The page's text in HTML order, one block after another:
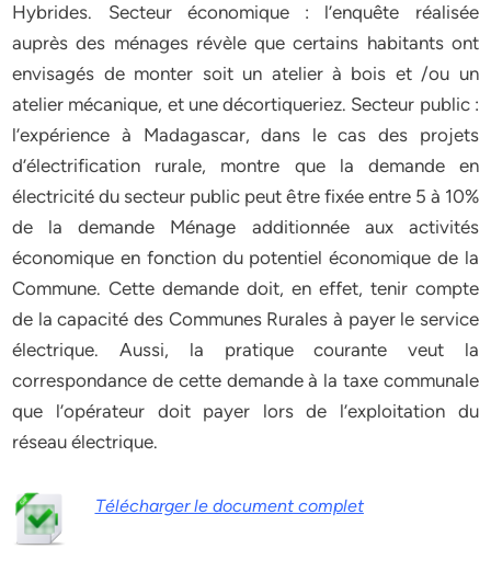
Hybrides. Secteur économique : l’enquête réalisée
auprès des ménages révèle que certains habitants ont
envisagés de monter soit un atelier à bois et /ou un
atelier mécanique, et une décortiqueriez. Secteur public :
l’expérience à Madagascar, dans le cas des projets
d’électrification rurale, montre que la demande en
électricité du secteur public peut être fixée entre 5 à 10%
de la demande Ménage additionnée aux activités
économique en fonction du potentiel économique de la
Commune. Cette demande doit, en effet, tenir compte
de la capacité des Communes Rurales à payer le service
électrique. Aussi, la pratique courante veut la
correspondance de cette demande à la taxe communale
que l’opérateur doit payer lors de l’exploitation du
réseau électrique.
Télécharger le document complet